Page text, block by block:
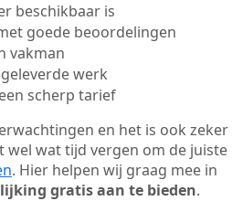
beschikbaar is
goede beoordelingen
vakman
werk
scherp tarief
en het is ook zeker
wel wat tijd vergen om de juiste
. Hier helpen wij graag mee in
gratis aan te bieden.